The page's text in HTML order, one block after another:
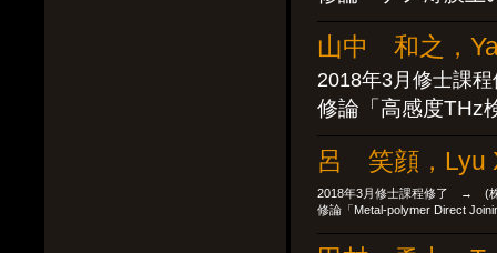
山中 和之，
2018年3月修士課
修論「高感度THz
呂 笑顔，Lyu
2018年3月修士課程修了 → (
修論「Metal-polymer Direct